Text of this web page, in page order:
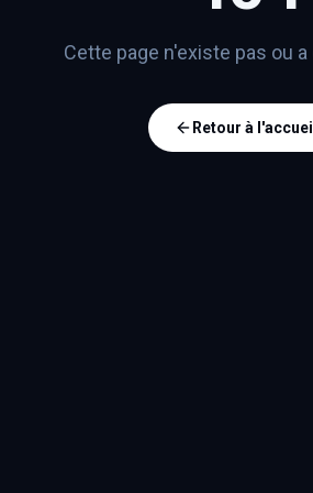
Cette page n'existe pas ou
Retour à l'accueil